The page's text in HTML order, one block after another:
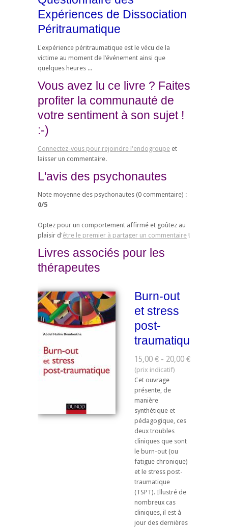
Expériences de Dissociation
Péritraumatique
L'expérience péritraumatique est le vécu de la
victime au moment de l’événement ainsi que
quelques heures ...
Vous avez lu ce livre ? Faites
profiter la communauté de
votre sentiment à son sujet !
:-)
Connectez-vous pour rejoindre l'endogroupe et
laisser un commentaire.
L'avis des psychonautes
Note moyenne des psychonautes (0 commentaire) :
0/5
Optez pour un comportement affirmé et goûtez au
plaisir d'être le premier à partager un commentaire !
Livres associés pour les
thérapeutes
Burn-out
et stress
post-
traumatique
15,00 € - 20,00 €
Cet ouvrage
présente, de
manière
synthétique et
pédagogique, ces
deux troubles
cliniques que sont
le burn-out (ou
fatigue chronique)
et le stress post-
traumatique
(TSPT). Illustré de
nombreux cas
cliniques, il est à
jour des dernières